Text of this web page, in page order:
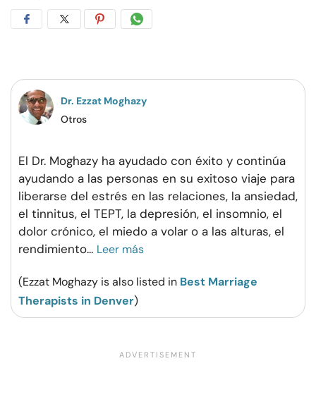
CompartirCompartirCompartirCompartir
Dr. Ezzat Moghazy
Otros
El Dr. Moghazy ha ayudado con éxito y continúa
ayudando a las personas en su exitoso viaje para
liberarse del estrés en las relaciones, la ansiedad,
el tinnitus, el TEPT, la depresión, el insomnio, el
dolor crónico, el miedo a volar o a las alturas, el
rendimiento... Leer más
(Ezzat Moghazy is also listed in Best Marriage
Therapists in Denver)